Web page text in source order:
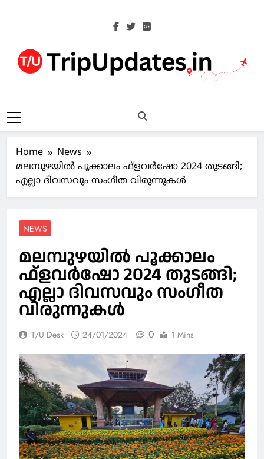
Trip Updates
Home
News
മലമ്പുഴയിൽ പൂക്കാലം ഫ്‌ളവര്‍ഷോ 2024 തുടങ്ങി;
എല്ലാ ദിവസവും സംഗീത വിരുന്നുകൾ
NEWS
മലമ്പുഴയിൽ പൂക്കാലം
ഫ്‌ളവര്‍ഷോ 2024 തുടങ്ങി;
എല്ലാ ദിവസവും സംഗീത
വിരുന്നുകൾ
T/U Desk 24/01/2024 0 1 Mins